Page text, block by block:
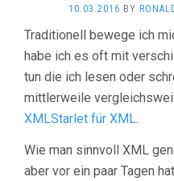
10.03.2016 BY
Traditionell bewege ich
habe ich es oft mit
tun die ich lesen oder
mittlerweile
XMLStarlet für XML.
Wie man sinnvoll XML
aber vor ein paar Tagen hat